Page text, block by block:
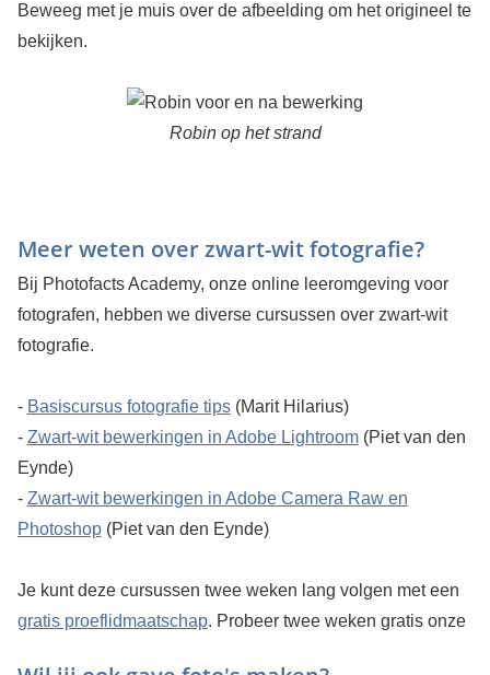
Beweeg met je muis over de afbeelding om het origineel te
bekijken.
Robin op het strand
Meer weten over zwart-wit fotografie?
Bij Photofacts Academy, onze online leeromgeving voor
fotografen, hebben we diverse cursussen over zwart-wit
fotografie.
- Basiscursus fotografie tips(Marit Hilarius)
- Zwart-wit bewerkingen in Adobe Lightroom(Piet van den
Eynde)
- Zwart-wit bewerkingen in Adobe Camera Raw en
Photoshop(Piet van den Eynde)
Je kunt deze cursussen twee weken lang volgen met een
gratis proeflidmaatschap. Probeer twee weken gratis onze